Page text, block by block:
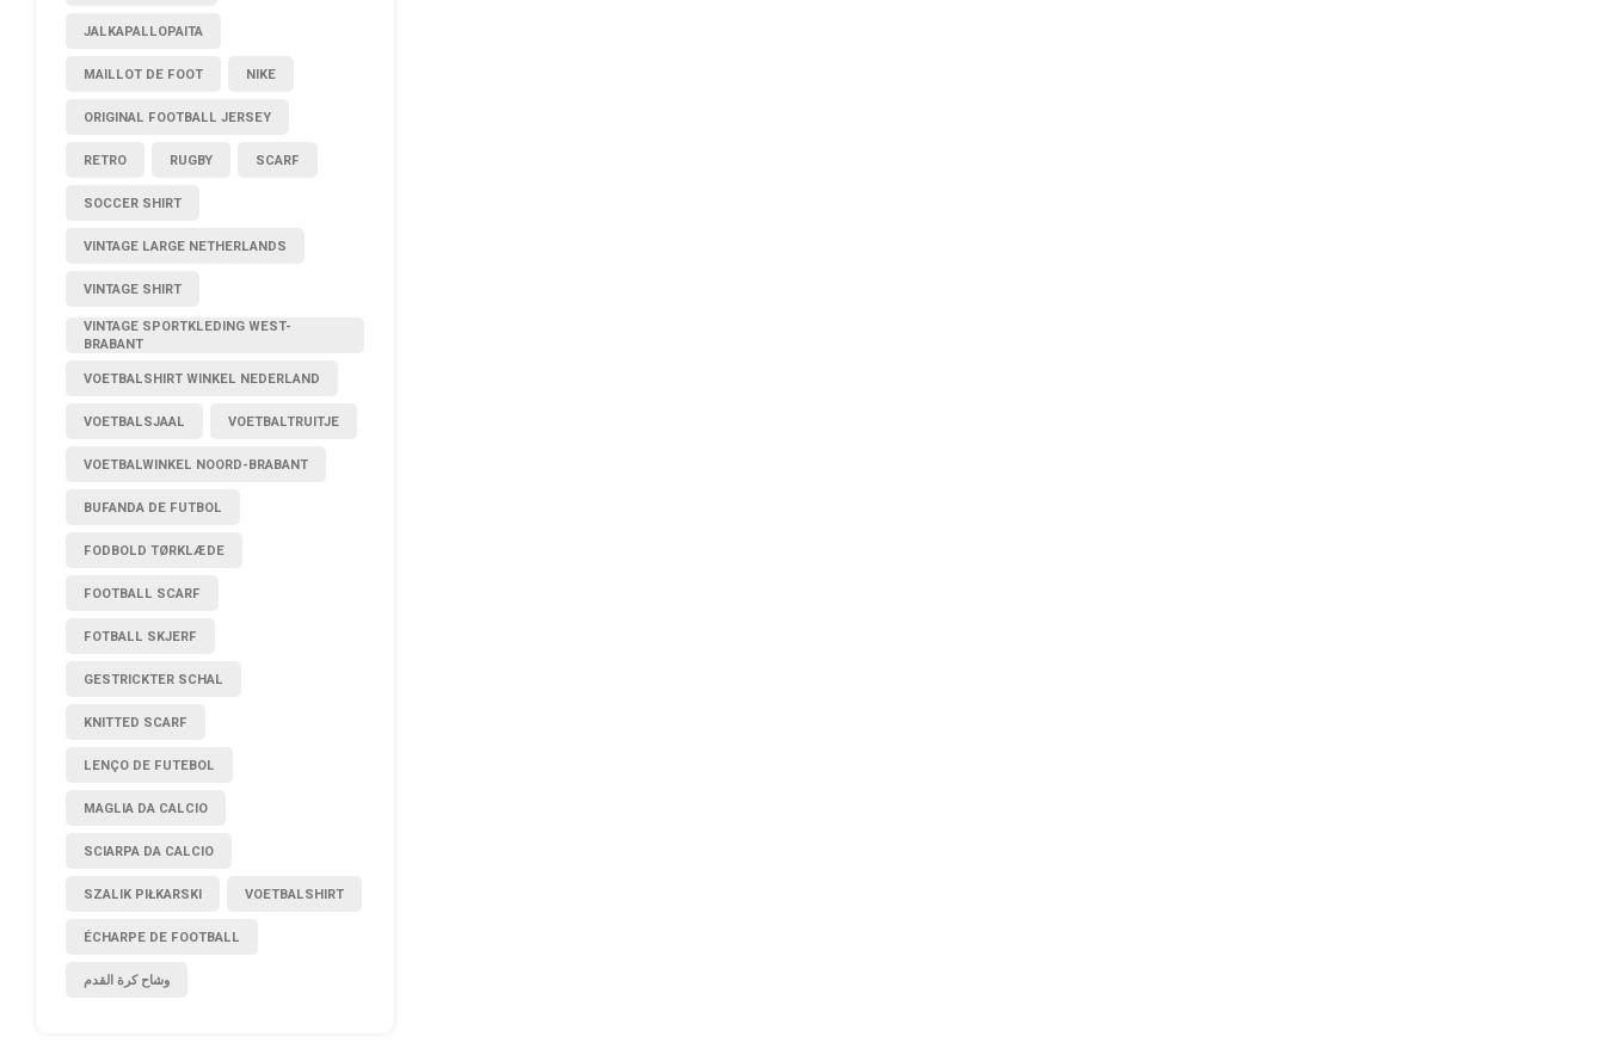
JALKAPALLOPAITA
MAILLOT DE FOOT NIKE
ORIGINAL FOOTBALL JERSEY
RETRO RUGBY SCARF
SOCCER SHIRT
VINTAGE LARGE NETHERLANDS
VINTAGE SHIRT
VINTAGE SPORTKLEDING WEST-
BRABANT
VOETBALSHIRT WINKEL NEDERLAND
VOETBALSJAAL VOETBALTRUITJE
VOETBALWINKEL NOORD-BRABANT
BUFANDA DE FUTBOL
FODBOLD TØRKLÆDE
FOOTBALL SCARF
FOTBALL SKJERF
GESTRICKTER SCHAL
KNITTED SCARF
LENÇO DE FUTEBOL
MAGLIA DA CALCIO
SCIARPA DA CALCIO
SZALIK PIŁKARSKI VOETBALSHIRT
ÉCHARPE DE FOOTBALL
وشاح كرة القدم